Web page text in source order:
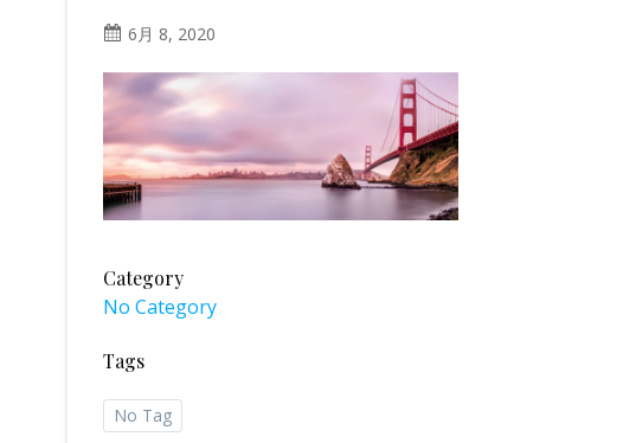
6月 8, 2020
Category
No Category
Tags
No Tag